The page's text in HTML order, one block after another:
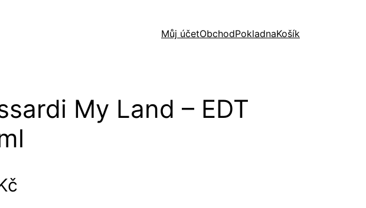
Můj účetObchodPokladnaKošík
My Land – EDT